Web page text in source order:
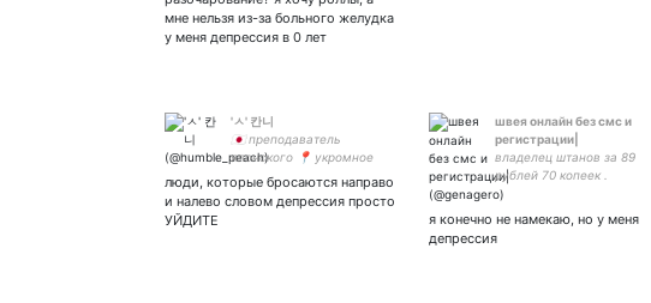
мне нельзя из-за больного желудка
у меня депрессия в 0 лет
'ㅅ' 칸니
🇯🇵 преподаватель
японского 📍 укромное
местечко с моими
мыслями 🤍 ukrainian
#EXOL
люди, которые бросаются направо
и налево словом депрессия просто
УЙДИТЕ
швея онлайн без смс и
регистрации|
владелец штанов за 89
рублей 70 копеек .
аккаунт//// не желательно
фотографии куда-то,
особенно в группы вк
я конечно не намекаю, но у меня
депрессия